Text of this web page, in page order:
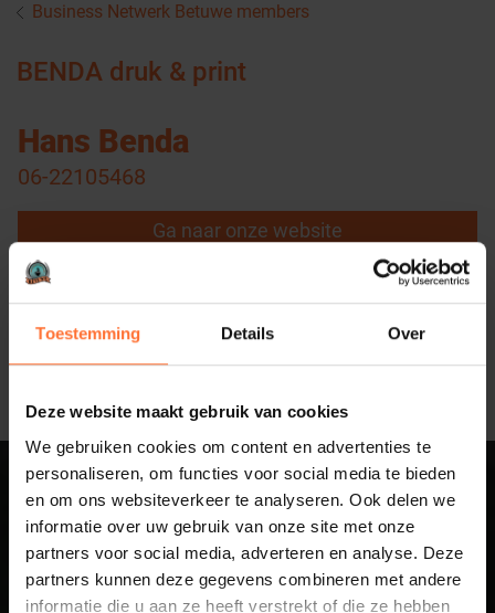
Toestemming Details Over
Deze website maakt gebruik van cookies
We gebruiken cookies om content en advertenties te
personaliseren, om functies voor social media te bieden
en om ons websiteverkeer te analyseren. Ook delen we
informatie over uw gebruik van onze site met onze
partners voor social media, adverteren en analyse. Deze
partners kunnen deze gegevens combineren met andere
informatie die u aan ze heeft verstrekt of die ze hebben
Business Netwerk Betuwe members
BENDA druk & print
Hans Benda
06-22105468
Ga naar onze website
Sluit aan bij
Business Netwerk